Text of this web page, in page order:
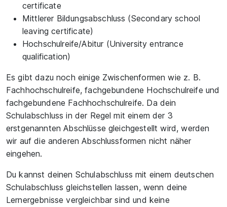
certificate
Mittlerer Bildungsabschluss (Secondary school
leaving certificate)
Hochschulreife/Abitur (University entrance
qualification)
Es gibt dazu noch einige Zwischenformen wie z. B.
Fachhochschulreife, fachgebundene Hochschulreife und
fachgebundene Fachhochschulreife. Da dein
Schulabschluss in der Regel mit einem der 3
erstgenannten Abschlüsse gleichgestellt wird, werden
wir auf die anderen Abschlussformen nicht näher
eingehen.
Du kannst deinen Schulabschluss mit einem deutschen
Schulabschluss gleichstellen lassen, wenn deine
Lernergebnisse vergleichbar sind und keine